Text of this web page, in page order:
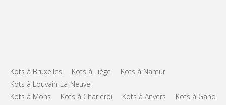
Kots à Bruxelles Kots à Liège
Kots à Namur
Kots à Louvain-La-Neuve
Kots à Mons
Kots à Charleroi Kots à Anvers Kots à Gand